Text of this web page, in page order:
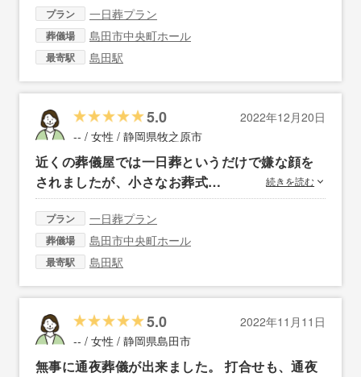
プラン 一日葬プラン
葬儀場 島田市中央町ホール
最寄駅 島田駅
5.0
2022年12月20日
-- / 女性 / 静岡県牧之原市
近くの葬儀屋では一日葬というだけで嫌な顔を
されましたが、小さなお葬式…
続きを読む
プラン 一日葬プラン
葬儀場 島田市中央町ホール
最寄駅 島田駅
5.0
2022年11月11日
-- / 女性 / 静岡県島田市
無事に通夜葬儀が出来ました。 打合せも、通夜